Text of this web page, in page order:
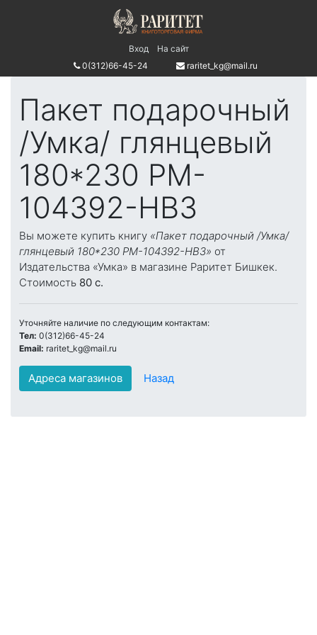
Вход
На сайт
0(312)66-45-24
raritet_kg@mail.ru
Пакет подарочный
/Умка/ глянцевый
180*230 PM-
104392-HB3
Вы можете купить книгу «Пакет подарочный /Умка/
глянцевый 180*230 PM-104392-HB3» от
Издательства «Умка» в магазине Раритет Бишкек.
Стоимость 80 c.
Уточняйте наличие по следующим контактам:
Тел: 0(312)66-45-24
Email: raritet_kg@mail.ru
Адреса магазинов Назад